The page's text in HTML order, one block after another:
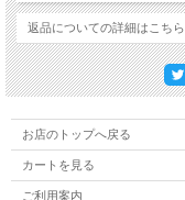
返品についての詳細はこちら
お店のトップへ戻る
カートを見る
ご利用案内